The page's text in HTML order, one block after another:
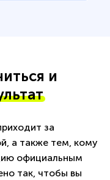
и
за
а также тем, кому
официальным
так, чтобы вы